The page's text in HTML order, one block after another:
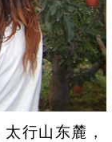
行山东麓，